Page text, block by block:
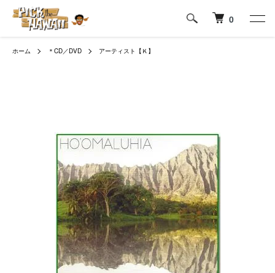
0
ホーム ＊CD／DVD アーティスト【Ｋ】